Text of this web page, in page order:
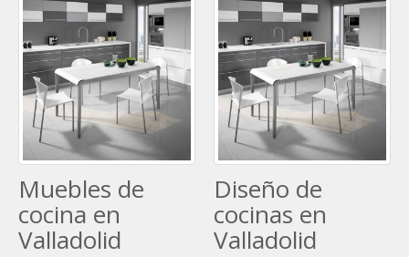
Muebles de
cocina en
Valladolid
Diseño de
cocinas en
Valladolid